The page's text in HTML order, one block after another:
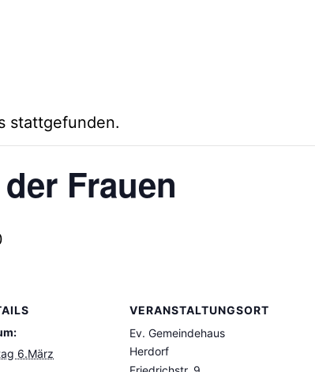
stattgefunden.
Frauen
6.März
VERANSTALTUNGSORT
Ev. Gemeindehaus
Herdorf